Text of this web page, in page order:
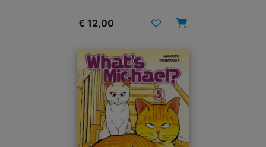
€ 12,00